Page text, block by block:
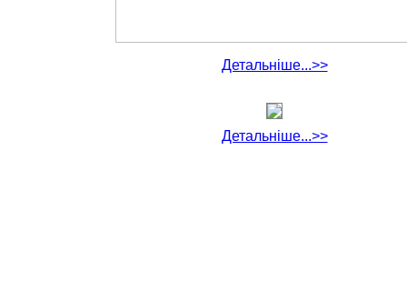
Детальніше...>>
Детальніше...>>